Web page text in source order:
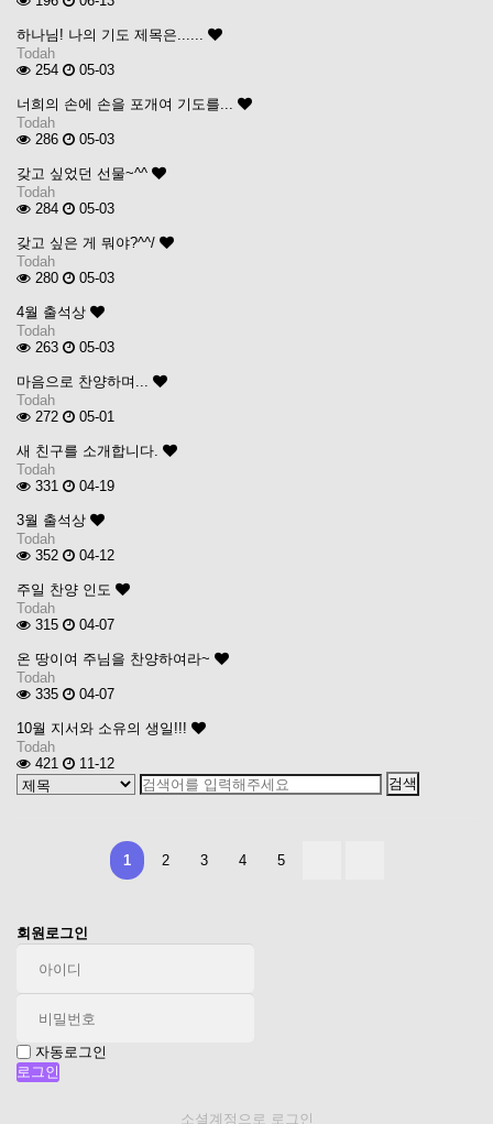
하나님! 나의 기도 제목은......
Todah
254
05-03
너희의 손에 손을 포개여 기도를...
Todah
286
05-03
갖고 싶었던 선물~^^
Todah
284
05-03
갖고 싶은 게 뭐야?^^/
Todah
280
05-03
4월 출석상
Todah
263
05-03
마음으로 찬양하며...
Todah
272
05-01
새 친구를 소개합니다.
Todah
331
04-19
3월 출석상
Todah
352
04-12
주일 찬양 인도
Todah
315
04-07
온 땅이여 주님을 찬양하여라~
Todah
335
04-07
10월 지서와 소유의 생일!!!
Todah
421
11-12
1 2 3 4 5
회원로그인
자동로그인
소셜계정으로 로그인